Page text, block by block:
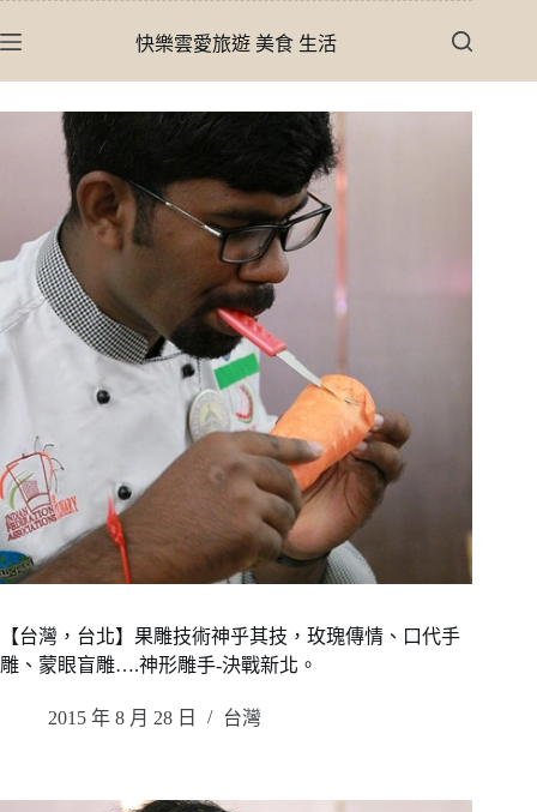
至
快樂雲愛旅遊 美食 生活
【台灣，台北】果雕技術神乎其技，玫瑰傳情、口代手
雕、蒙眼盲雕….神形雕手-決戰新北。
2015 年 8 月 28 日 台灣